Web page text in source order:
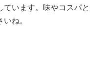
います。味やコスパと
ね。